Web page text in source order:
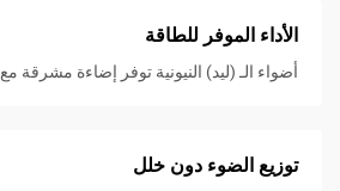
الأداء الموفر للطاقة
أضواء الـ (ليد) النيونية توفر إضاءة مشرقة
توزيع الضوء دون خلل